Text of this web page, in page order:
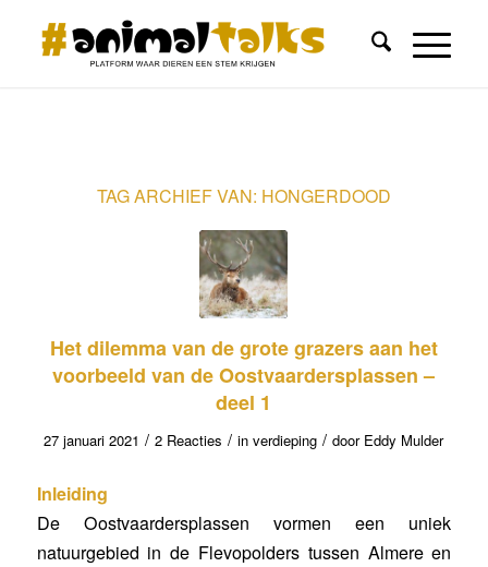
TAG ARCHIEF VAN: HONGERDOOD
Het dilemma van de grote grazers aan het
voorbeeld van de Oostvaardersplassen –
deel 1
27 januari 2021 / 2 Reacties / inverdieping / door Eddy Mulder
Inleiding
De Oostvaardersplassen vormen een uniek
natuurgebied in de Flevopolders tussen Almere en